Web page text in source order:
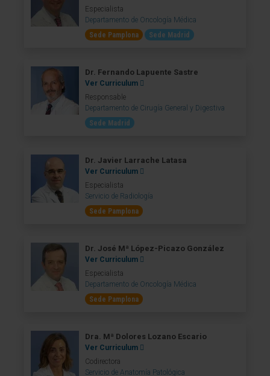
Especialista
Departamento de Oncología Médica
Sede Pamplona
Sede Madrid
Dr. Fernando Lapuente Sastre
Ver Curriculum
Responsable
Departamento de Cirugía General y Digestiva
Sede Madrid
Dr. Javier Larrache Latasa
Ver Curriculum
Especialista
Servicio de Radiología
Sede Pamplona
Dr. José Mª López-Picazo González
Ver Curriculum
Especialista
Departamento de Oncología Médica
Sede Pamplona
Dra. Mª Dolores Lozano Escario
Ver Curriculum
Codirectora
Servicio de Anatomía Patológica